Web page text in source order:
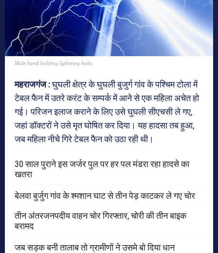
Male hand holding lightning bolts.
महराजगंज :घुघली क्षेत्र के घुघली बुजुर्ग गांव के पश्चिम टोला में
टेबल फैन में उतरे करंट के सम्पर्क में आने से एक महिला अचेत हो
गई। परिजन इलाज कराने के लिए उसे घुघली सीएचसी ले गए,
जहां डॉक्टरों ने उसे मृत घोषित कर दिया। यह हादसा तब हुआ,
जब महिला नीचे गिरे टेबल फैन को उठा रही थी।
30 साल पुराने इस जर्जर पुल पर हर पल मंडरा रहा हादसे का
खतरा
बेलवा बुर्जुग गांव के श्मशान घाट से तीन पेड़ काटकर ले गए चोर
तीन अंतरजनपदीय वाहन चोर गिरफ्तार, चोरी की तीन बाइक
बरामद
जब सड़क बनी तालाब तो ग्रामीणों ने उसमे बो दिया धान